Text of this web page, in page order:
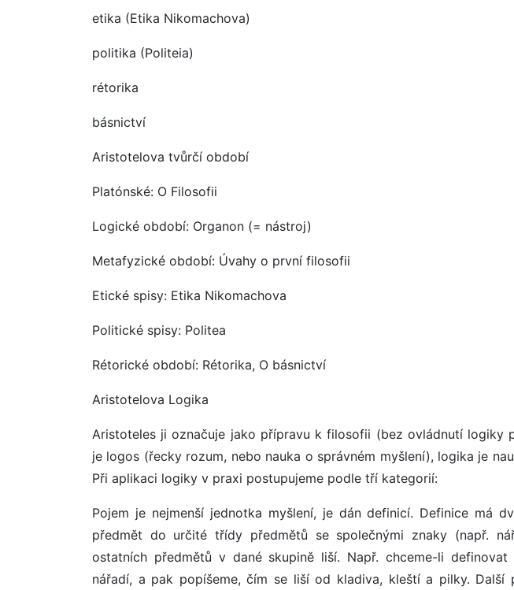
etika (Etika Nikomachova)
politika (Politeia)
rétorika
básnictví
Aristotelova tvůrčí období
Platónské: O Filosofii
Logické období: Organon (= nástroj)
Metafyzické období: Úvahy o první filosofii
Etické spisy: Etika Nikomachova
Politické spisy: Politea
Rétorické období: Rétorika, O básnictví
Aristotelova Logika
Aristoteles ji označuje jako přípravu k filosofii (bez ovládnutí logiky
je logos (řecky rozum, nebo nauka o správném myšlení), logika je
Při aplikaci logiky v praxi postupujeme podle tří kategorií:
Pojem je nejmenší jednotka myšlení, je dán definicí. Definice má
předmět do určité třídy předmětů se společnými znaky (např.
ostatních předmětů v dané skupině liší. Např. chceme-li
nářadí, a pak popíšeme, čím se liší od kladiva, kleští a pilky.